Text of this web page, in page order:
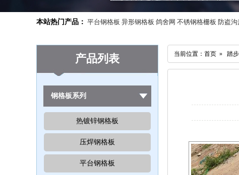
本站热门产品： 平台钢格板 异形钢格板 鸽舍网 不锈钢格栅板 防盗沟
产品列表
钢格板系列
热镀锌钢格板
压焊钢格板
平台钢格板
当前位置：首页 » 踏